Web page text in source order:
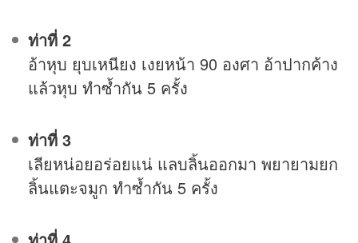
ท่าที่ 2
อ้าหุบ ยุบเหนียง เงยหน้า 90 องศา อ้าปากค้าง
แล้วหุบ ทำซ้ำกัน 5 ครั้ง
ท่าที่ 3
เลียหน่อยอร่อยแน่ แลบลิ้นออกมา พยายามยก
ลิ้นแตะจมูก ทำซ้ำกัน 5 ครั้ง